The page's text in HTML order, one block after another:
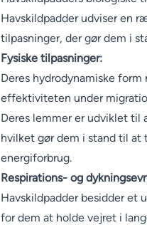
Havskildpadder udviser en
tilpasninger, der gør dem i
Fysiske tilpasninger:
Deres hydrodynamiske
effektiviteten under
Deres lemmer er udviklet til
hvilket gør dem i stand til
energiforbrug.
Respirations- og
Havskildpadder besidder et
for dem at holde vejret i